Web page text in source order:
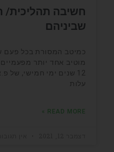
חשיבה תהליכית/
שביניהם
כמיטב המסורת בכל פעם
מוטיב אחד יותר
12 שנים ימי חמישי, של
עלות
READ MORE »